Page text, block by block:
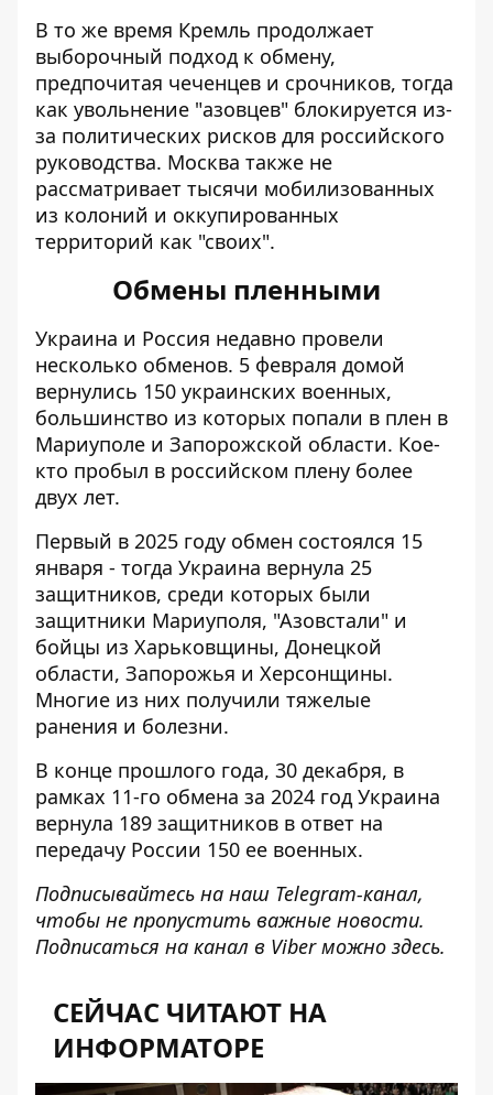
В то же время Кремль продолжает
выборочный подход к обмену,
предпочитая чеченцев и срочников, тогда
как увольнение "азовцев" блокируется из-
за политических рисков для российского
руководства. Москва также не
рассматривает тысячи мобилизованных
из колоний и оккупированных
территорий как "своих".
Обмены пленными
Украина и Россия недавно провели
несколько обменов. 5 февраля домой
вернулись 150 украинских военных,
большинство из которых попали в плен в
Мариуполе и Запорожской области. Кое-
кто пробыл в российском плену более
двух лет.
Первый в 2025 году обмен состоялся 15
января - тогда Украина вернула 25
защитников, среди которых были
защитники Мариуполя, "Азовстали" и
бойцы из Харьковщины, Донецкой
области, Запорожья и Херсонщины.
Многие из них получили тяжелые
ранения и болезни.
В конце прошлого года, 30 декабря, в
рамках 11-го обмена за 2024 год Украина
вернула 189 защитников в ответ на
передачу России 150 ее военных.
Подписывайтесь на наш Telegram-канал,
чтобы не пропустить важные новости.
Подписаться на канал в Viber можно здесь.
СЕЙЧАС ЧИТАЮТ НА
ИНФОРМАТОРЕ